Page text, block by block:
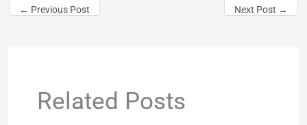
← Previous Post Next Post →
Related Posts